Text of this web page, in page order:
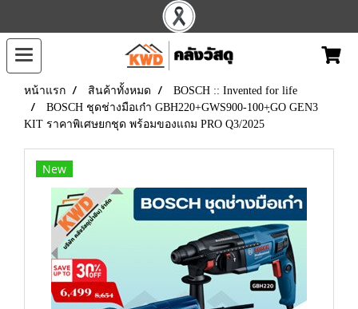
หน้าแรก สินค้าทั้งหมด
BOSCH :: Invented for life
BOSCH ชุดช่างมือเก๋า GBH220+GWS900-100+ฺGO GEN3
KIT ราคาพิเศษยกชุด พร้อมของแถม PRO Q3/2025
New